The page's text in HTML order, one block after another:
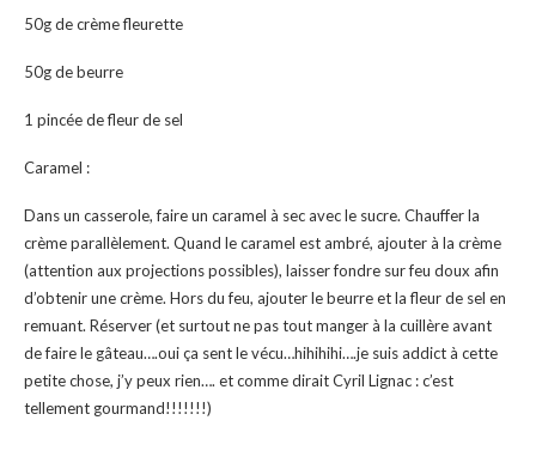
50g de crème fleurette
50g de beurre
1 pincée de fleur de sel
Caramel :
Dans un casserole, faire un caramel à sec avec le sucre. Chauffer la
crème parallèlement. Quand le caramel est ambré, ajouter à la crème
(attention aux projections possibles), laisser fondre sur feu doux afin
d’obtenir une crème. Hors du feu, ajouter le beurre et la fleur de sel en
remuant. Réserver (et surtout ne pas tout manger à la cuillère avant
de faire le gâteau….oui ça sent le vécu…hihihihi….je suis addict à cette
petite chose, j’y peux rien…. et comme dirait Cyril Lignac : c’est
tellement gourmand!!!!!!!)